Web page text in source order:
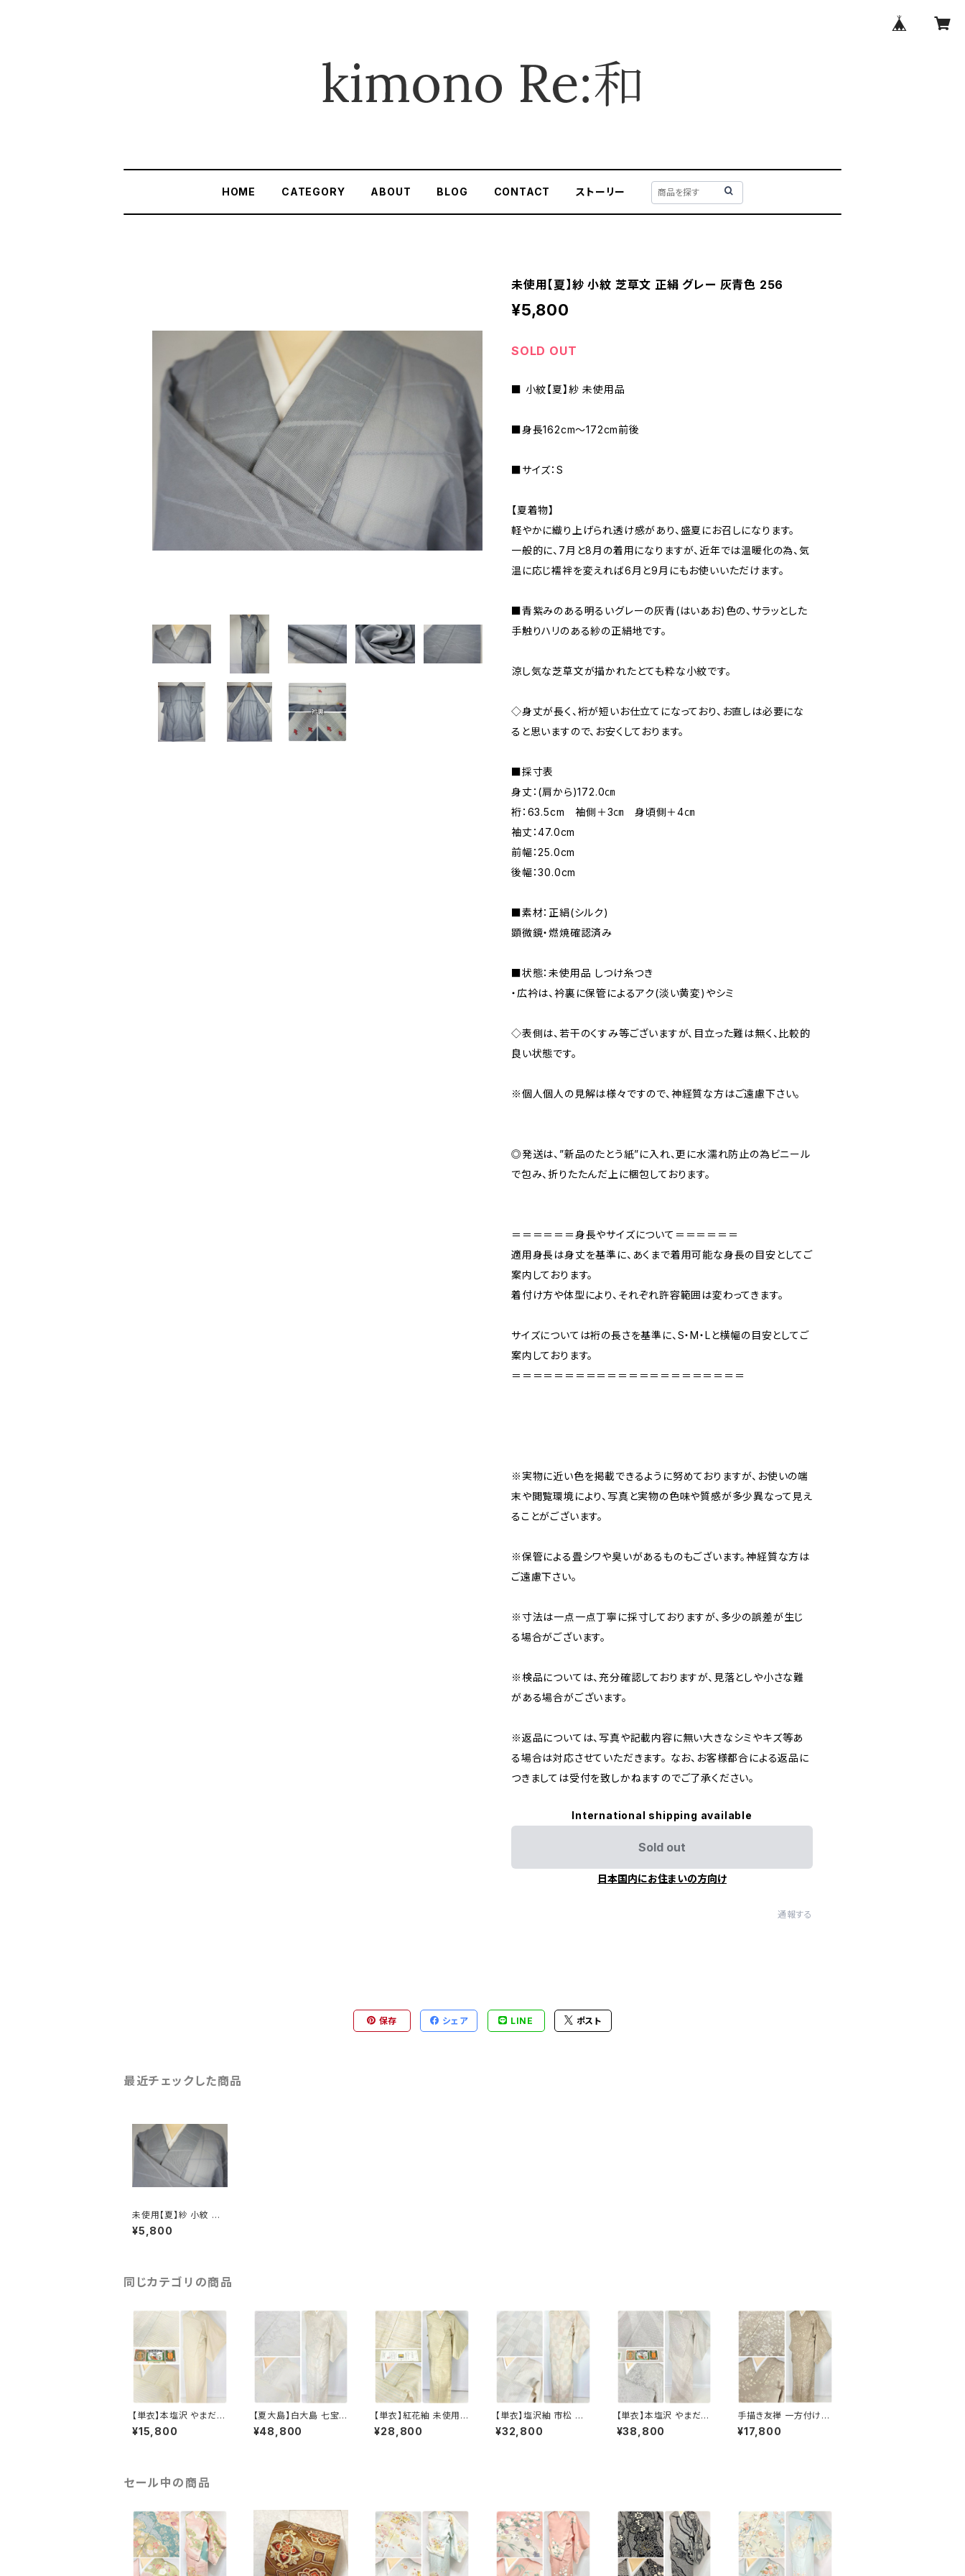
HOME CATEGORY ABOUT BLOG CONTACT ストーリー
未使用【夏】紗 小紋 芝草文 正絹 グレー 灰青色 256
¥5,800
SOLD OUT
■ 小紋【夏】紗 未使用品
■身長162cm～172cm前後
■サイズ：S
【夏着物】
軽やかに織り上げられ透け感があり、盛夏にお召しになります。
一般的に、7月と8月の着用になりますが、近年では温暖化の為、気
温に応じ襦袢を変えれば6月と9月にもお使いいただけます。
■青紫みのある明るいグレーの灰青(はいあお)色の、サラッとした
手触りハリのある紗の正絹地です。
涼し気な芝草文が描かれたとても粋な小紋です。
◇身丈が長く、裄が短いお仕立てになっており、お直しは必要にな
ると思いますので、お安くしております。
■採寸表
身丈：(肩から)172.0㎝
裄：63.5cm 袖側＋3㎝ 身頃側＋4㎝
袖丈：47.0cm
前幅：25.0cm
後幅：30.0cm
■素材：正絹(シルク)
顕微鏡・燃焼確認済み
■状態：未使用品 しつけ糸つき
・広衿は、衿裏に保管によるアク(淡い黄変)やシミ
◇表側は、若干のくすみ等ございますが、目立った難は無く、比較的
良い状態です。
※個人個人の見解は様々ですので、神経質な方はご遠慮下さい。
◎発送は、”新品のたとう紙”に入れ、更に水濡れ防止の為ビニール
で包み、折りたたんだ上に梱包しております。
＝＝＝＝＝＝身長やサイズについて＝＝＝＝＝＝
適用身長は身丈を基準に、あくまで着用可能な身長の目安としてご
案内しております。
着付け方や体型により、それぞれ許容範囲は変わってきます。
サイズについては裄の長さを基準に、S・M・Lと横幅の目安としてご
案内しております。
＝＝＝＝＝＝＝＝＝＝＝＝＝＝＝＝＝＝＝＝＝＝
※実物に近い色を掲載できるように努めておりますが、お使いの端
末や閲覧環境により、写真と実物の色味や質感が多少異なって見え
ることがございます。
※保管による畳シワや臭いがあるものもございます。神経質な方は
ご遠慮下さい。
※寸法は一点一点丁寧に採寸しておりますが、多少の誤差が生じ
る場合がございます。
※検品については、充分確認しておりますが、見落としや小さな難
がある場合がございます。
※返品については、写真や記載内容に無い大きなシミやキズ等あ
る場合は対応させていただきます。 なお、お客様都合による返品に
つきましては受付を致しかねますのでご了承ください。
International shipping available
Sold out
日本国内にお住まいの方向け
通報する
保存 シェア LINE ポスト
最近チェックした商品
未使用【夏】紗 小紋 芝
草文 正絹 グレー 灰青
色 256
¥5,800
同じカテゴリの商品
【単衣】本塩沢 やまだ織
証紙付き 横縞 小紋 正
¥15,800
【夏大島】白大島 七宝
大島紬 紗紬 正絹 小紋
トールサイズ 白 グレー
¥48,800
【単衣】紅花紬 未使用
横縞 小紋 正絹 黄緑 青
ピンク 薄柳 1322
¥28,800
【単衣】塩沢紬 市松 小
紋 正絹 白 アイボリー 1
033
¥32,800
【単衣】本塩沢 やまだ織
証紙付き 斜め縞 小紋
正絹 白 グレー オフホ
¥38,800
手描き友禅 一方付け
小紋 付下げ 唐花 花柄
正絹 ベージュ 1133
¥17,800
セール中の商品